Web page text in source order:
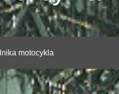
motocykla